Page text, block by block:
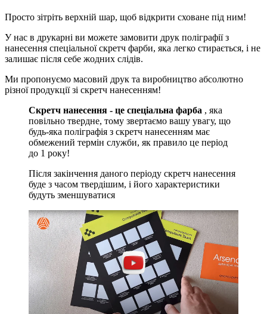
Просто зітріть верхній шар, щоб відкрити сховане під ним!
У нас в друкарні ви можете замовити друк поліграфії з
нанесення спеціальної скретч фарби, яка легко стирається, і не
залишає після себе жодних слідів.
Ми пропонуємо масовий друк та виробництво абсолютно
різної продукції зі скретч нанесенням!
Скретч нанесення - це спеціальна фарба , яка
повільно твердне, тому звертаємо вашу увагу, що
будь-яка поліграфія з скретч нанесенням має
обмежений термін служби, як правило це період
до 1 року!
Після закінчення даного періоду скретч нанесення
буде з часом твердішим, і його характеристики
будуть зменшуватися